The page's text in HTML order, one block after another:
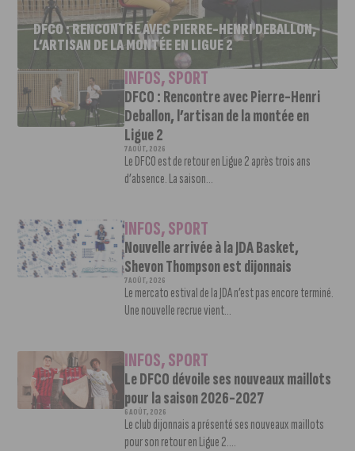
DFCO : RENCONTRE AVEC PIERRE-HENRI DEBALLON,
L’ARTISAN DE LA MONTÉE EN LIGUE 2
INFOS,SPORT
DFCO : Rencontre avec Pierre-Henri
Deballon, l’artisan de la montée en
Ligue 2
7 AOÛT, 2026
Le DFCO est de retour en Ligue 2 après trois ans
d’absence. La saison...
INFOS,SPORT
Nouvelle arrivée à la JDA Basket,
Shevon Thompson est dijonnais
7 AOÛT, 2026
Le mercato estival de la JDA n’est pas encore terminé.
Une nouvelle recrue vient...
INFOS,SPORT
Le DFCO dévoile ses nouveaux maillots
pour la saison 2026-2027
6 AOÛT, 2026
Le club dijonnais a présenté ses nouveaux maillots
pour son retour en Ligue 2....